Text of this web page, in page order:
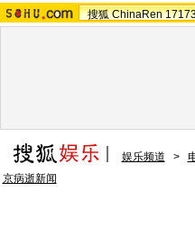
搜狐 ChinaRen
娱乐频道 >
京病逝新闻